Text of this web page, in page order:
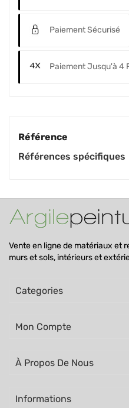
Paiement Sécurisé
Paiement Jusqu'à 4
Référence
Références spécifiques
Vente en ligne de matériaux et
murs et sols, intérieurs et
Categories
Mon Compte
À Propos De Nous
Informations